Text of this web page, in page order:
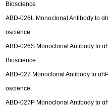
Bioscience
ABD-026L Monoclonal Antibody to
oscience
ABD-026S Monoclonal Antibody to
Bioscience
ABD-027 Monoclonal Antibody to
oscience
ABD-027P Monoclonal Antibody to